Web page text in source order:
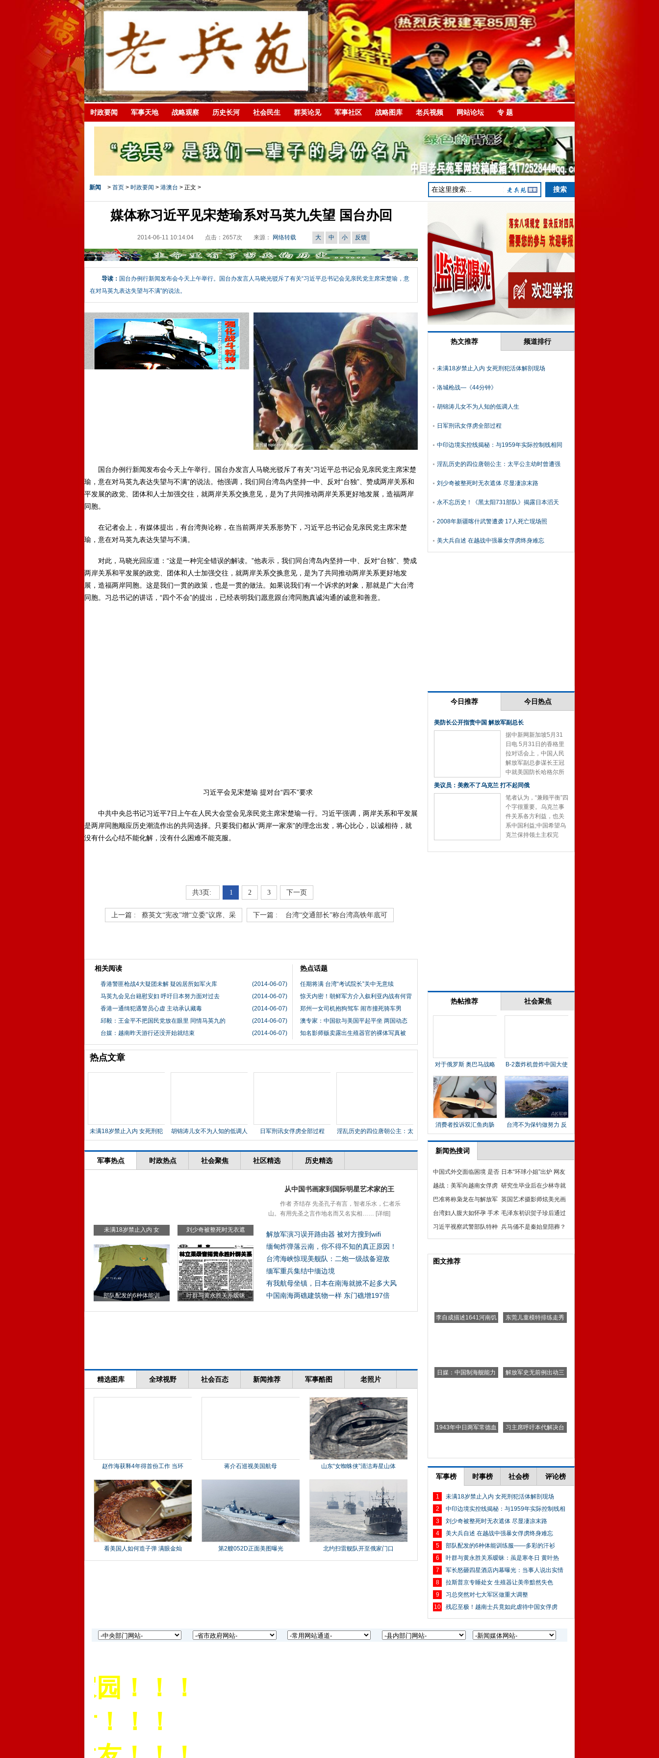
时政要闻 军事天地 战略观察 历史长河 社会民生 群英论见 军事社区 战略图库 老兵视频 网站论坛 专 题
新闻 > 首页 > 时政要闻 > 港澳台 > 正文 >
媒体称习近平见宋楚瑜系对马英九失望 国台办回
2014-06-11 10:14:04 点击： 2657次 来源： 网络转载 大 中 小 反馈
导读： 国台办例行新闻发布会今天上午举行。国台办发言人马晓光驳斥了有关“习近平总书记会见亲民党主席宋楚瑜，意
在对马英九表达失望与不满”的说法。
国台办例行新闻发布会今天上午举行。国台办发言人马晓光驳斥了有关“习近平总书记会见亲民党主席宋楚
瑜，意在对马英九表达失望与不满”的说法。他强调，我们同台湾岛内坚持一中、反对“台独”、赞成两岸关系和
平发展的政党、团体和人士加强交往，就两岸关系交换意见，是为了共同推动两岸关系更好地发展，造福两岸
同胞。
在记者会上，有媒体提出，有台湾舆论称，在当前两岸关系形势下，习近平总书记会见亲民党主席宋楚
瑜，意在对马英九表达失望与不满。
对此，马晓光回应道：“这是一种完全错误的解读。”他表示，我们同台湾岛内坚持一中、反对“台独”、赞成
两岸关系和平发展的政党、团体和人士加强交往，就两岸关系交换意见，是为了共同推动两岸关系更好地发
展，造福两岸同胞。这是我们一贯的政策，也是一贯的做法。如果说我们有一个诉求的对象，那就是广大台湾
同胞。习总书记的讲话，“四个不会”的提出，已经表明我们愿意跟台湾同胞真诚沟通的诚意和善意。
习近平会见宋楚瑜 提对台“四不”要求
中共中央总书记习近平7日上午在人民大会堂会见亲民党主席宋楚瑜一行。习近平强调，两岸关系和平发展
是两岸同胞顺应历史潮流作出的共同选择。只要我们都从“两岸一家亲”的理念出发，将心比心，以诚相待，就
没有什么心结不能化解，没有什么困难不能克服。
共3页: 1 2 3 下一页
上一篇 : 蔡英文“宪改”增“立委”议席、采 下一篇 : 台湾“交通部长”称台湾高铁年底可
相关阅读
(2014-06-07)
香港警匪枪战4大疑团未解 疑凶居所如军火库
(2014-06-07)
马英九会见台籍慰安妇 呼吁日本努力面对过去
(2014-06-07)
香港一通缉犯遇警员心虚 主动承认藏毒
(2014-06-07)
邱毅：王金平不把国民党放在眼里 同情马英九的
(2014-06-07)
台媒：越南昨天游行还没开始就结束
热点话题
任期将满 台湾“考试院长”关中无意续
惊天内密！朝鲜军方介入叙利亚内战有何背
郑州一女司机抱狗驾车 闹市撞死骑车男
澳专家：中国欲与美国平起平坐 两国动态
知名影师贩卖露出生殖器官的裸体写真被
热点文章
未满18岁禁止入内 女死刑犯 胡锦涛儿女不为人知的低调人 日军刑讯女俘虏全部过程
淫乱历史的四位唐朝公主：太
平
热文推荐 频道排行
未满18岁禁止入内 女死刑犯活体解剖现场
洛城枪战—《44分钟》
胡锦涛儿女不为人知的低调人生
日军刑讯女俘虏全部过程
中印边境实控线揭秘：与1959年实际控制线相同
淫乱历史的四位唐朝公主：太平公主幼时曾遭强
刘少奇被整死时无衣遮体 尽显凄凉末路
永不忘历史！《黑太阳731部队》揭露日本滔天
2008年新疆喀什武警遭袭 17人死亡现场照
美大兵自述 在越战中强暴女俘虏终身难忘
新闻热搜词
中国式外交面临困境 是否
还需坚持不干涉别国内政
日本“环球小姐”出炉 网友
感叹：AV新星冉冉升起
越战：美军向越南女俘虏
注射春药来拷问情报
研究生毕业后在少林寺就
业4年 执掌“藏经阁”
巴准将称枭龙在与解放军
演习中已能与苏-27对抗
英国艺术摄影师炫美光画
涂鸦 立体与梦幻的结合
台湾妇人腹大如怀孕 手术
取出3公斤子宫肌瘤(图)
毛泽东初识贺子珍后通过
何事让贺爱上自己？
习近平视察武警部队特种
警察学院并授旗
兵马俑不是秦始皇陪葬？
揭秘兵马俑的真正主人
军事榜 时事榜 社会榜 评论榜
1
未满18岁禁止入内 女死刑犯活体解剖现场
2
中印边境实控线揭秘：与1959年实际控制线相
3
刘少奇被整死时无衣遮体 尽显凄凉末路
4
美大兵自述 在越战中强暴女俘虏终身难忘
5
部队配发的6种体能训练服——多彩的汗衫
6
叶群与黄永胜关系暧昧：虽是寒冬日 黄叶热
7
军长怒砸四星酒店内幕曝光：当事人说出实情
8
拉斯普京专睡处女 生殖器让美帝黯然失色
9
习总突然对七大军区做重大调整
10
残忍至极！越南士兵竟如此虐待中国女俘虏
上家园！！！
名片！！！